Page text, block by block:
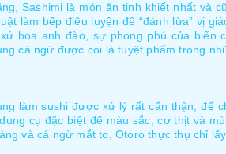
Sashimi là món ăn tinh khiết nhất và
làm bếp điêu luyện để “đánh lừa” vị
hoa anh đào, sự phong phú của
cá ngừ được coi là tuyệt phẩm trong
làm sushi được xử lý rất cẩn thận, để
cụ đặc biệt để màu sắc, cơ thịt và
và cá ngừ mắt to, Otoro thực thụ chỉ